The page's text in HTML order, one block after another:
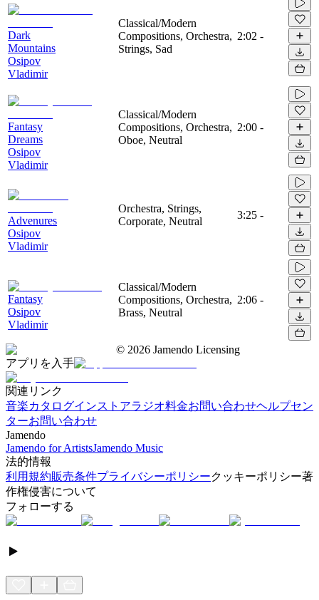
Dark
Mountains
Osipov
Vladimir
Classical/Modern
Compositions, Orchestra,
Strings, Sad
2:02 -
Fantasy
Dreams
Osipov
Vladimir
Classical/Modern
Compositions, Orchestra,
Oboe, Neutral
2:00 -
Advenures
Osipov
Vladimir
Orchestra, Strings,
Corporate, Neutral
3:25 -
Fantasy
Osipov
Vladimir
Classical/Modern
Compositions, Orchestra,
Brass, Neutral
2:06 -
© 2026 Jamendo Licensing
アプリを入手
関連リンク
音楽カタログインストアラジオ料金お問い合わせヘルプセン
ターお問い合わせ
Jamendo
Jamendo for ArtistsJamendo Music
法的情報
利用規約販売条件プライバシーポリシークッキーポリシー著
作権侵害について
フォローする